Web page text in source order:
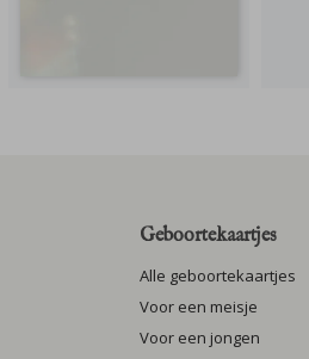
Geboortekaartjes
Alle geboortekaartjes
Voor een meisje
Voor een jongen